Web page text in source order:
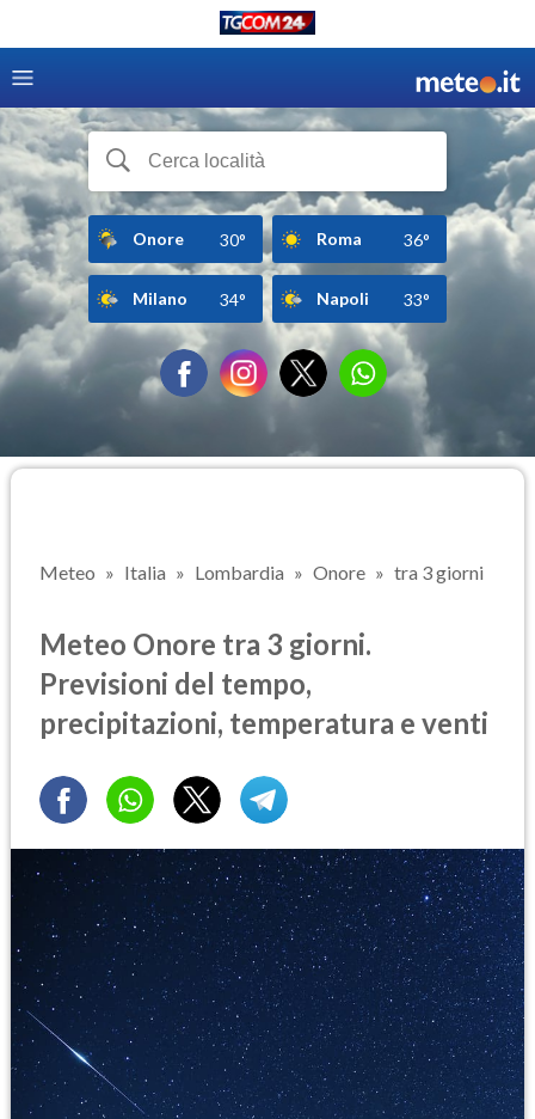
Onore 30° Roma 36°
Milano 34° Napoli 33°
Meteo Italia Lombardia Onore tra 3 giorni
Meteo Onore tra 3 giorni.
Previsioni del tempo,
precipitazioni, temperatura e venti